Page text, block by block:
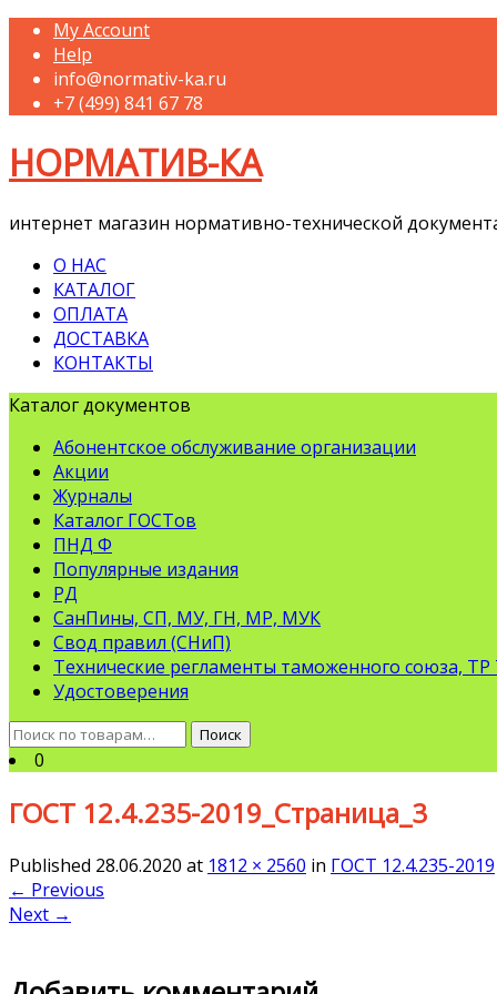
My Account
Help
info@normativ-ka.ru
+7 (499) 841 67 78
НОРМАТИВ-КА
интернет магазин нормативно-технической
О НАС
КАТАЛОГ
ОПЛАТА
ДОСТАВКА
КОНТАКТЫ
Каталог документов
Абонентское обслуживание организации
Акции
Журналы
Каталог ГОСТов
ПНД Ф
Популярные издания
РД
СанПины, СП, МУ, ГН, МР, МУК
Свод правил (СНиП)
Технические регламенты таможенного союза, ТР
Удостоверения
Искать:
Поиск
0
ГОСТ 12.4.235-2019_Страница_3
Published 28.06.2020 at 1812 × 2560 in ГОСТ 12.4.235-2019
← Previous
Next →